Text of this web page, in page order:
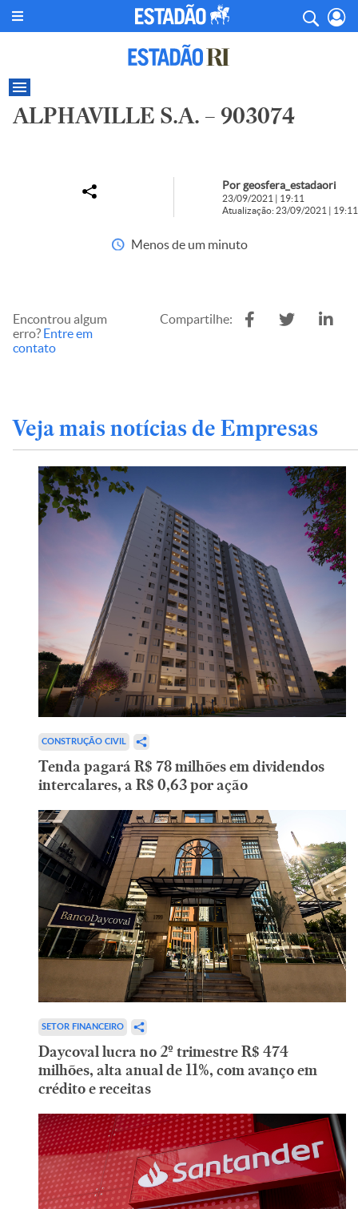
ALPHAVILLE S.A. – 903074
Por geosfera_estadaori
23/09/2021 | 19:11
Atualização: 23/09/2021 | 19:11
Menos de um minuto
Encontrou algum
erro? Entre em
contato
Compartilhe:
Veja mais notícias de Empresas
CONSTRUÇÃO CIVIL
Tenda pagará R$ 78 milhões em dividendos
intercalares, a R$ 0,63 por ação
SETOR FINANCEIRO
Daycoval lucra no 2º trimestre R$ 474
milhões, alta anual de 11%, com avanço em
crédito e receitas